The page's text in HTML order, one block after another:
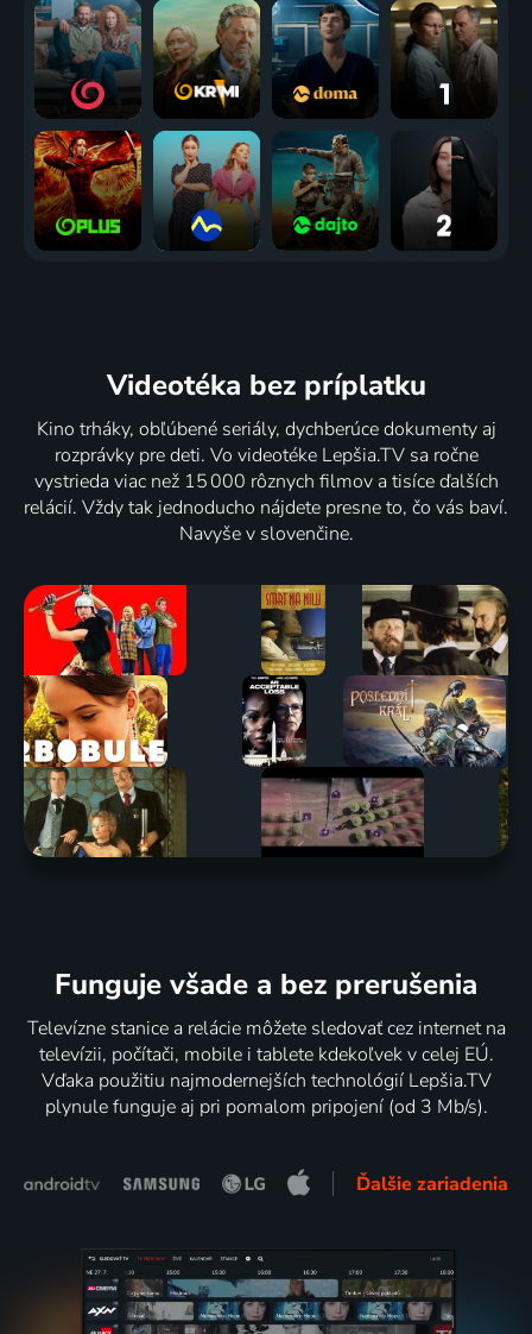
Videotéka bez príplatku
Kino trháky, obľúbené seriály, dychberúce dokumenty aj
rozprávky pre deti. Vo videotéke Lepšia.TV sa ročne
vystrieda viac než 15 000 rôznych filmov a tisíce ďalších
relácií. Vždy tak jednoducho nájdete presne to, čo vás baví.
Navyše v slovenčine.
Funguje všade a bez prerušenia
Televízne stanice a relácie môžete sledovať cez internet na
televízii, počítači, mobile i tablete kdekoľvek v celej EÚ.
Vďaka použitiu najmodernejších technológií Lepšia.TV
plynule funguje aj pri pomalom pripojení (od 3 Mb/s).
Ďalšie zariadenia